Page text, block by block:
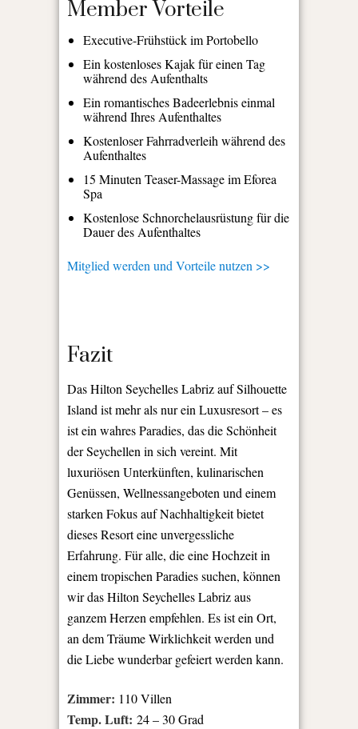
Member Vorteile
Executive-Frühstück im Portobello
Ein kostenloses Kajak für einen Tag
während des Aufenthalts
Ein romantisches Badeerlebnis einmal
während Ihres Aufenthaltes
Kostenloser Fahrradverleih während des
Aufenthaltes
15 Minuten Teaser-Massage im Eforea
Spa
Kostenlose Schnorchelausrüstung für die
Dauer des Aufenthaltes
Mitglied werden und Vorteile nutzen >>
Fazit
Das Hilton Seychelles Labriz auf Silhouette
Island ist mehr als nur ein Luxusresort – es
ist ein wahres Paradies, das die Schönheit
der Seychellen in sich vereint. Mit
luxuriösen Unterkünften, kulinarischen
Genüssen, Wellnessangeboten und einem
starken Fokus auf Nachhaltigkeit bietet
dieses Resort eine unvergessliche
Erfahrung. Für alle, die eine Hochzeit in
einem tropischen Paradies suchen, können
wir das Hilton Seychelles Labriz aus
ganzem Herzen empfehlen. Es ist ein Ort,
an dem Träume Wirklichkeit werden und
die Liebe wunderbar gefeiert werden kann.
Zimmer: 110 Villen
Temp. Luft: 24 – 30 Grad